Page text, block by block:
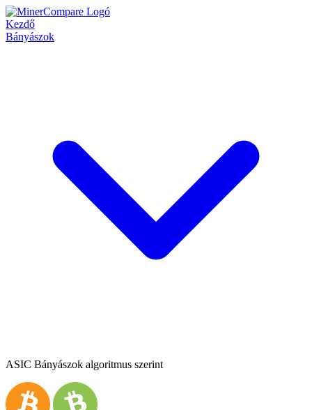
Kezdő
Bányászok
ASIC Bányászok algoritmus szerint